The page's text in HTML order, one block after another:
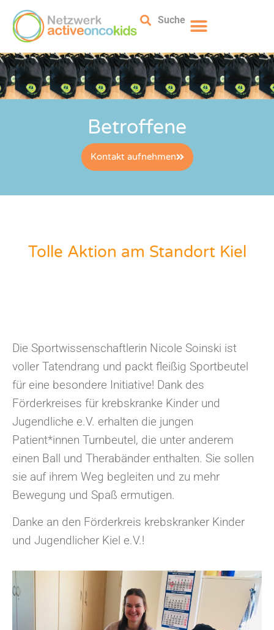
Suche
Betroffene
Kontakt aufnehmen
Tolle Aktion am Standort Kiel
Die Sportwissenschaftlerin Nicole Soinski ist
voller Tatendrang und packt fleißig Sportbeutel
für eine besondere Initiative! Dank des
Förderkreises für krebskranke Kinder und
Jugendliche e.V. erhalten die jungen
Patient*innen Turnbeutel, die unter anderem
einen Ball und Therabänder enthalten. Sie sollen
sie auf ihrem Weg begleiten und zu mehr
Bewegung und Spaß ermutigen.
Danke an den Förderkreis krebskranker Kinder
und Jugendlicher Kiel e.V.!